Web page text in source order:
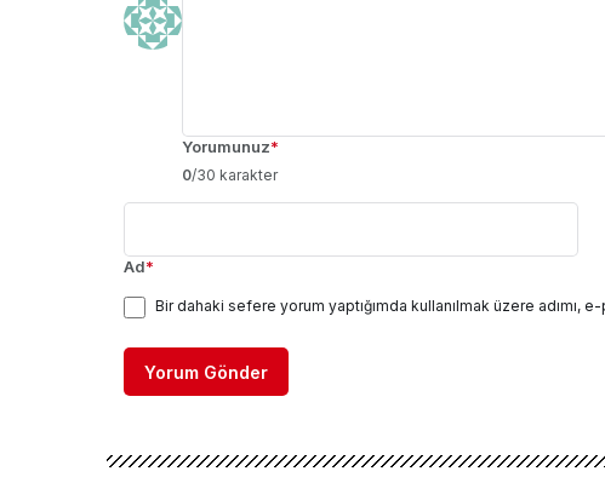
Yorumunuz*
0/30 karakter
Ad*
Bir dahaki sefere yorum yaptığımda kullanılmak üzere adımı,
Yorum Gönder